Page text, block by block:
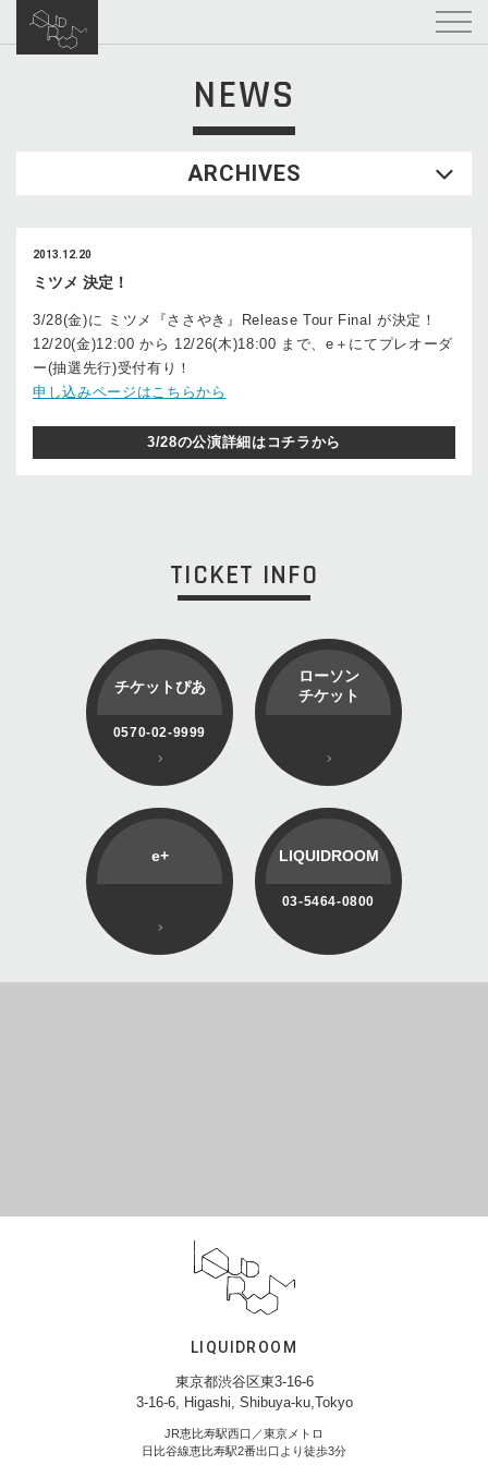
NEWS
ARCHIVES
2013.12.20
ミツメ 決定！
3/28(金)に ミツメ『ささやき』Release Tour Final が決定！
12/20(金)12:00 から 12/26(木)18:00 まで、e＋にてプレオーダ
ー(抽選先行)受付有り！
申し込みページはこちらから
3/28の公演詳細はコチラから
TICKET INFO
チケットぴあ
0570-02-9999
ローソン
チケット
e+ LIQUIDROOM
03-5464-0800
LIQUIDROOM
東京都渋谷区東3-16-6
3-16-6, Higashi, Shibuya-ku,Tokyo
JR恵比寿駅西口／東京メトロ
日比谷線恵比寿駅2番出口より徒歩3分